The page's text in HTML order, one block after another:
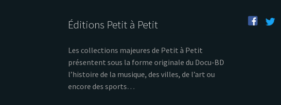
Éditions Petit à Petit
Les collections majeures de Petit à Petit
présentent sous la forme originale du Docu-BD
l’histoire de la musique, des villes, de l’art ou
encore des sports…